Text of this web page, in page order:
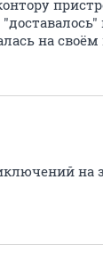
на своём
на